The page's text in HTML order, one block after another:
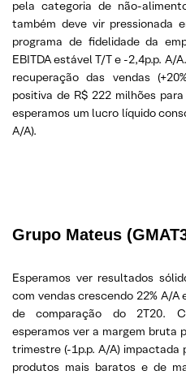
pela categoria de não-
também deve vir pressionada
programa de fidelidade da
EBITDA estável T/T e -2,4p.p. A/
recuperação das vendas
positiva de R$ 222 milhões
esperamos um lucro líquido
A/A).
Grupo Mateus
Esperamos ver resultados
com vendas crescendo 22% A/A
de comparação do 2T20.
esperamos ver a margem bruta
trimestre (-1p.p. A/A)
produtos mais baratos e de